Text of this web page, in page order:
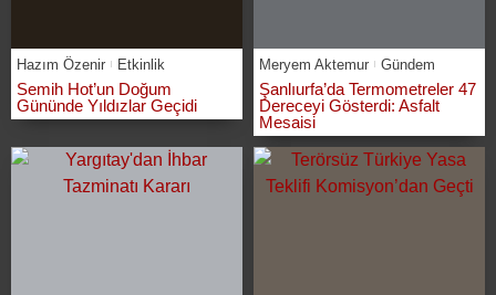
Hazım Özenir Etkinlik
Semih Hot’un Doğum
Gününde Yıldızlar Geçidi
Meryem Aktemur Gündem
Şanlıurfa’da Termometreler 47
Dereceyi Gösterdi: Asfalt
Mesaisi